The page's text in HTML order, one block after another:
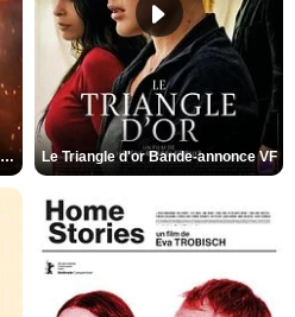
L'Odyssée Bande-annonce VO STFR Le Triangle d'or Bande-annonce VF